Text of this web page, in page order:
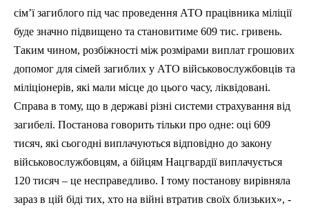
сім’ї загиблого під час проведення АТО працівника міліції
буде значно підвищено та становитиме 609 тис. гривень.
Таким чином, розбіжності між розмірами виплат грошових
допомог для сімей загиблих у АТО військовослужбовців та
міліціонерів, які мали місце до цього часу, ліквідовані.
Справа в тому, що в державі різні системи страхування від
загибелі. Постанова говорить тільки про одне: оці 609
тисяч, які сьогодні виплачуються відповідно до закону
військовослужбовцям, а бійцям Нацгвардії виплачується
120 тисяч – це несправедливо. І тому постанову вирівняла
зараз в цій біді тих, хто на війні втратив своїх близьких», -